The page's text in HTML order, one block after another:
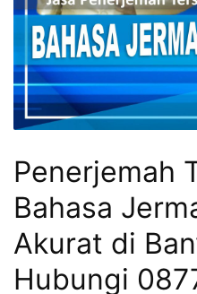
Penerjemah
Bahasa
Akurat di
Hubungi